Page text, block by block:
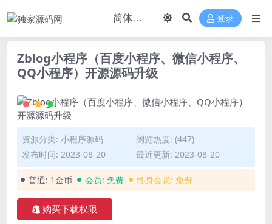
登录
Zblog小程序（百度小程序、微信小程序、
QQ小程序）开源源码升级
资源分类: 小程序源码
浏览热度: (447)
发布时间: 2023-08-20
最近更新: 2023-08-20
普通: 1金币 会员: 免费 终身会员: 免费
购买下载权限